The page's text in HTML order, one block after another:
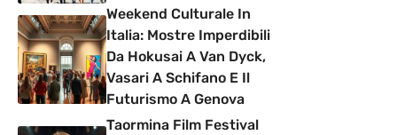
Weekend Culturale In
Italia: Mostre Imperdibili
Da Hokusai A Van Dyck,
Vasari A Schifano E Il
Futurismo A Genova
Taormina Film Festival